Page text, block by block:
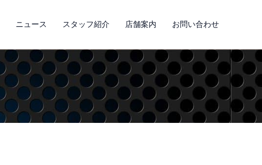
ニュース スタッフ紹介 店舗案内 お問い合わせ